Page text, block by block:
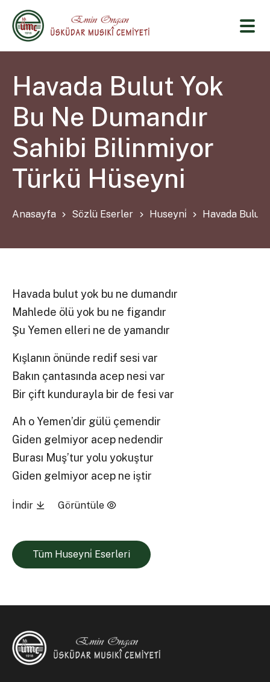
Havada Bulut Yok
Bu Ne Dumandır
Sahibi Bilinmiyor
Türkü Hüseyni
Anasayfa Sözlü Eserler Huseyni̇ Havada Bulut
Havada bulut yok bu ne dumandır
Mahlede ölü yok bu ne figandır
Şu Yemen elleri ne de yamandır
Kışlanın önünde redif sesi var
Bakın çantasında acep nesi var
Bir çift kundurayla bir de fesi var
Ah o Yemen’dir gülü çemendir
Giden gelmiyor acep nedendir
Burası Muş’tur yolu yokuştur
Giden gelmiyor acep ne iştir
İndir Görüntüle
Tüm Huseyni̇ Eserleri